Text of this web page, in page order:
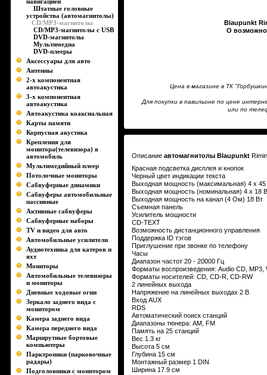
Штатные головные
устройства (автомагнитолы)
CD/MP3-магнитолы
CD/MP3-магнитолы c USB
DVD-магнитолы
Мультимедиа
DVD-плееры
Аксессуары для авто
Антенны
2-х компонентная
автоакустика
3-х компонентная
автоакустика
Автоакустика коаксиальная
Карты памяти
Корпусная акустика
Крепления для
монитора(телевизора) в
автомобиль
Мультимедийный плеер
Потолочные мониторы
Сабвуферные динамики
Сабвуферы автомобильные
пассивные
Активные сабвуферы
Сабвуферные наборы
TV и видео для авто
Автомобильные усилители
Аудиотехника для катеров и
яхт
Мониторы
Автомобильные телевизоры
и мониторы
Дневные ходовые огни
Зеркало заднего вида с
монитором
Камера заднего вида
Камера переднего вида
Маршрутные бортовые
компьютеры
Парктроники (парковочные
радары)
Подголовники с монитором
Blaupunkt
О
Цена в магазине в ТК
Для покупки в павильоне по цене
или по
Описание автомагнитолы Blaupunkt
Красная подсветка дисплея и кнопок
Черный цвет индикации текста
Выходная мощность (максимальная) 4 x 45
Выходная мощность (номинальная) 4 x 18
Выходная мощность на канал (4 Ом) 18 Вт
Съемная панель
Усилитель мощности
СD-TEXT
Возможность дистанционного управления
Поддержка ID тэгов
Приглушение при звонке по телефону
Часы
Диапазон частот 20 - 20000 Гц
Форматы воспроизведения: Audio CD, MP3,
Форматы носителей: CD, CD-R, CD-RW
2 линейных выхода
Напряжение на линейных выходах 2 В
Вход AUX
RDS
Автоматический поиск станций
Диапазоны тюнера: AM, FM
Память на 25 станций
Вес 1.3 кг
Высота 5 см
Глубина 15 см
Монтажный размер 1 DIN
Ширина 17.9 см